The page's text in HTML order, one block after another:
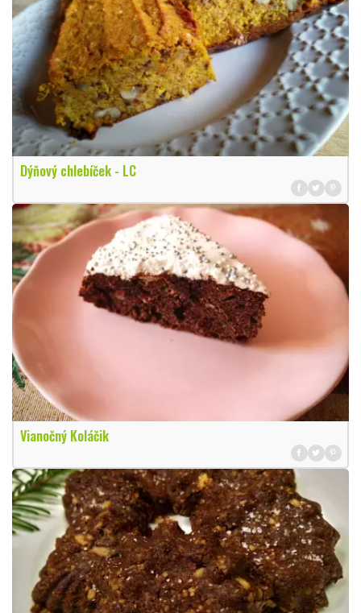
Dýňový chlebíček - LC
Vianočný Koláčik